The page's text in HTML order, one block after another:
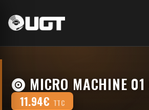
MICRO MACHINE 01
11.94€ TTC